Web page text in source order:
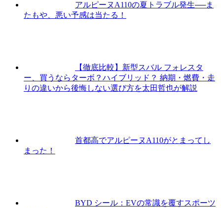
アルピーヌA110の夏トラブル発生──ま
たもや、悪い予感は当たる！
【徹底比較】新型スバル フォレスタ
ー、買うならターボ？ハイブリッド？ 納期・燃費・走
りの違いから後悔しない選び方を太田哲也が解説
首都高でアルピーヌA110がとまってし
まった！
BYD シール：EVの常識を覆すスポーツ